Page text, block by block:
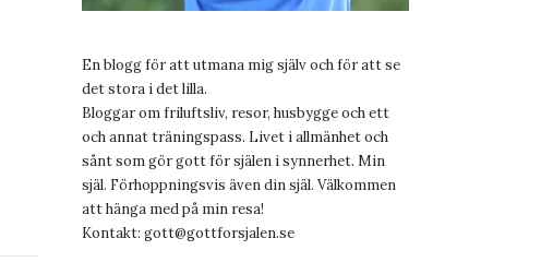
En blogg för att utmana mig själv och för att se
det stora i det lilla.
Bloggar om friluftsliv, resor, husbygge och ett
och annat träningspass. Livet i allmänhet och
sånt som gör gott för själen i synnerhet. Min
själ. Förhoppningsvis även din själ. Välkommen
att hänga med på min resa!
Kontakt: gott@gottforsjalen.se